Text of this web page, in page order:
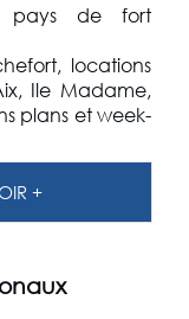
pays de fort
locations
Ile Madame,
plans et week-
+